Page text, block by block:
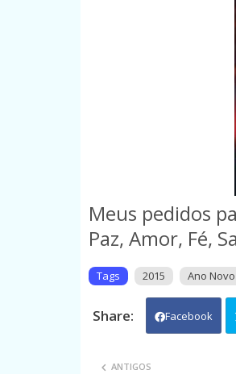
Meus pedidos
Paz, Amor, Fé,
Tags 2015 Ano Novo
Facebook
ANTIGOS